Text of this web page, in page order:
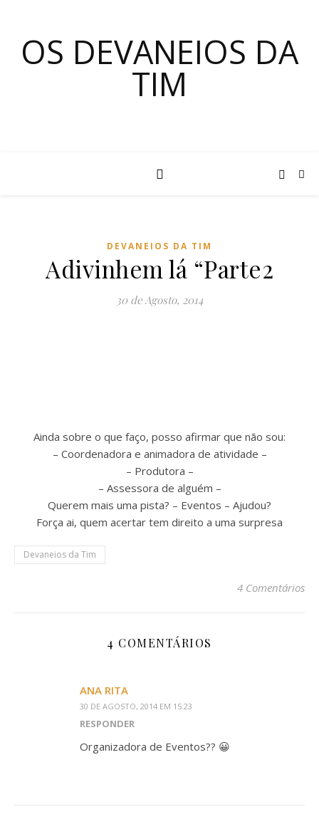
OS DEVANEIOS DA
TIM
DEVANEIOS DA TIM
Adivinhem lá “Parte2
30 de Agosto, 2014
Ainda sobre o que faço, posso afirmar que não sou:
– Coordenadora e animadora de atividade –
– Produtora –
– Assessora de alguém –
Querem mais uma pista? – Eventos – Ajudou?
Força ai, quem acertar tem direito a uma surpresa
Devaneios da Tim
4 Comentários
4 COMENTÁRIOS
ANA RITA
30 DE AGOSTO, 2014 EM 15:23
RESPONDER
Organizadora de Eventos?? 😀